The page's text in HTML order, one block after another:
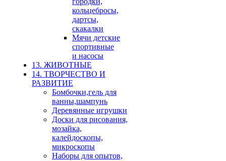
кольцебросы,
дартсы,
скакалки
Мячи детские
спортивные
и насосы
13. ЖИВОТНЫЕ
14. ТВОРЧЕСТВО И
РАЗВИТИЕ
Бомбочки,гель для
ванны,шампунь
Деревянные игрушки
Доски для рисования,
мозайка,
калейдоскопы,
микроскопы
Наборы для опытов,